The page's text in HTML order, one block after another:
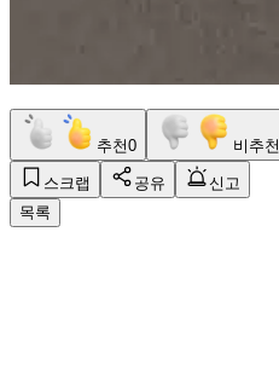
추천0 비추천
스크랩 공유
신고
목록